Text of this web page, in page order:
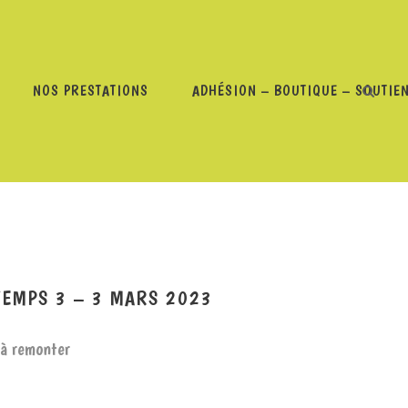
NOS PRESTATIONS ADHÉSION – BOUTIQUE –
3 – 3 MARS 2023
remonter